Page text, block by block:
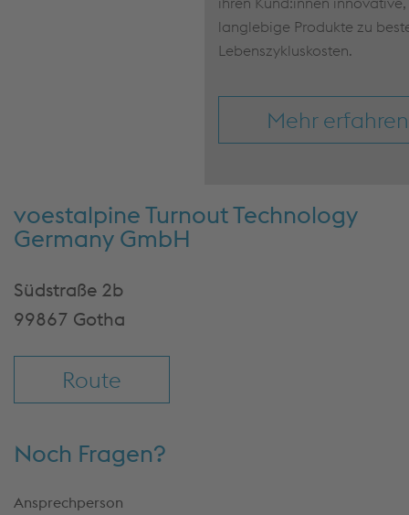
langlebige Produkte zu
Lebenszykluskosten.
Mehr erfahren
voestalpine Turnout Technology
Germany GmbH
Südstraße 2b
99867 Gotha
Route
Noch Fragen?
Ansprechperson